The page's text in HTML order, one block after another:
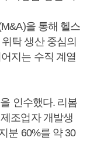
을 통해 헬스
탁 생산 중심의
지는 수직 계열
인수했다. 리봄
조업자 개발생
분 60%를 약 30